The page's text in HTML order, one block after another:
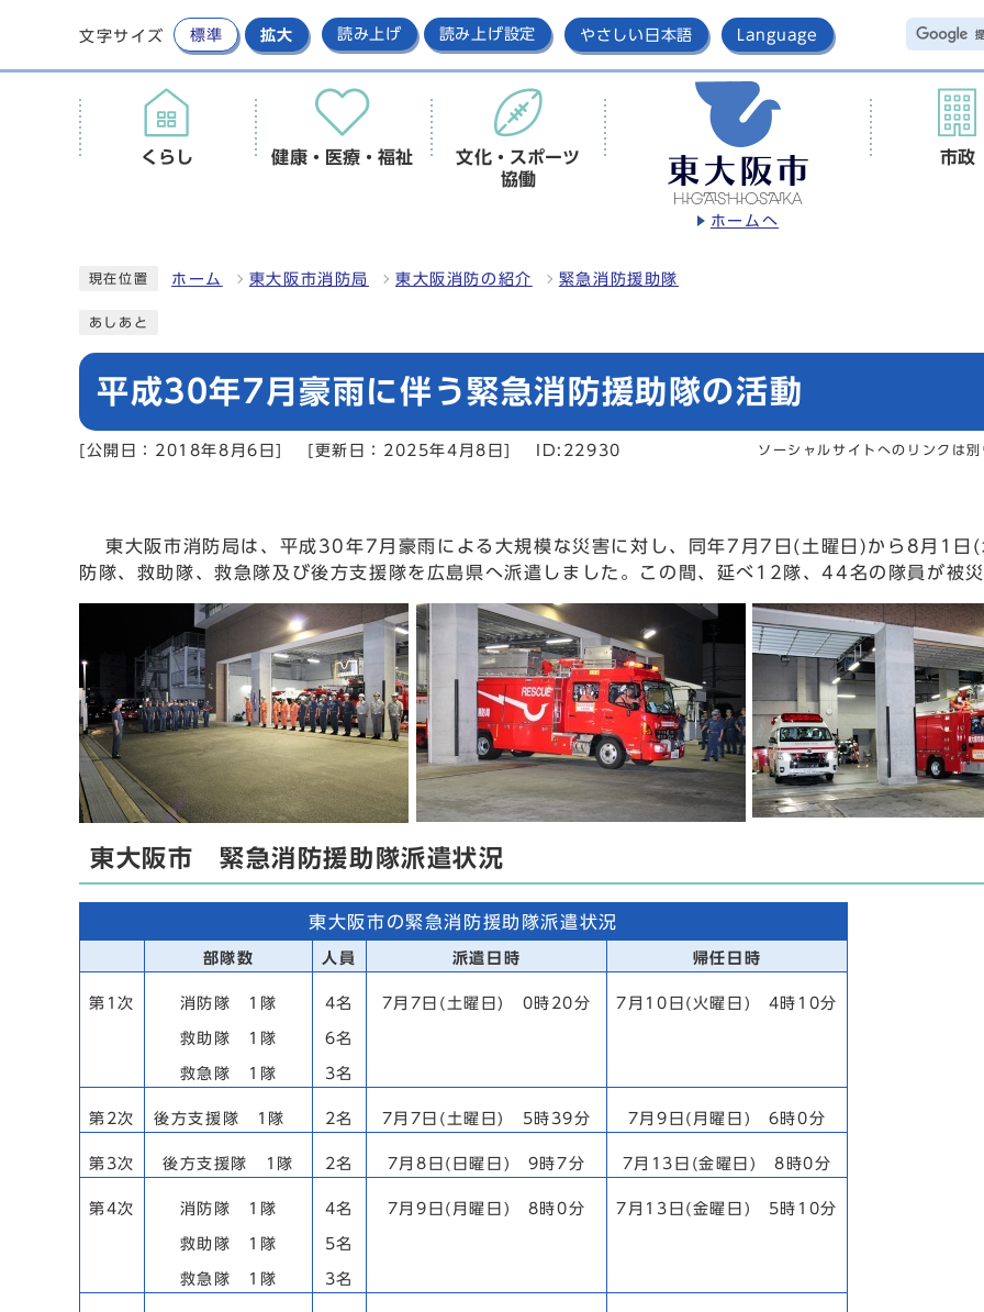
文字サイズ 標準 拡大 読み上げ 読み上げ設定 やさしい日本語 Language
ホームへ
くらし 健康・医療・福祉
文化・スポーツ
協働
市政
現在位置 ホーム 東大阪市消防局 東大阪消防の紹介 緊急消防援助隊
あしあと
平成30年7月豪雨に伴う緊急消防援助隊の活動
[公開日：2018年8月6日] [更新日：2025年4月8日] ID:22930 ソーシャルサイトへのリンクは
東大阪市消防局は、平成30年7月豪雨による大規模な災害に対し、同年7月7日(土曜日)から8月1日(
防隊、救助隊、救急隊及び後方支援隊を広島県へ派遣しました。この間、延べ12隊、44名の隊員が被災
東大阪市 緊急消防援助隊派遣状況
東大阪市の緊急消防援助隊派遣状況
部隊数 人員 派遣日時 帰任日時
第1次 消防隊 1隊
救助隊 1隊
救急隊 1隊
4名
6名
3名
7月7日(土曜日) 0時20分 7月10日(火曜日) 4時10分
第2次 後方支援隊 1隊 2名 7月7日(土曜日) 5時39分 7月9日(月曜日) 6時0分
第3次 後方支援隊 1隊 2名 7月8日(日曜日) 9時7分 7月13日(金曜日) 8時0分
第4次 消防隊 1隊
救助隊 1隊
救急隊 1隊
4名
5名
3名
7月9日(月曜日) 8時0分 7月13日(金曜日) 5時10分